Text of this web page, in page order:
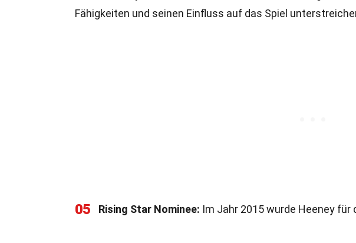
Fähigkeiten und seinen Einfluss auf das Spiel
05 Rising Star Nominee: Im Jahr 2015 wurde Heeney für